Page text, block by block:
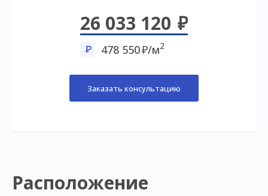
26 033 120
478 550 /м2
Заказать консультацию
Расположение